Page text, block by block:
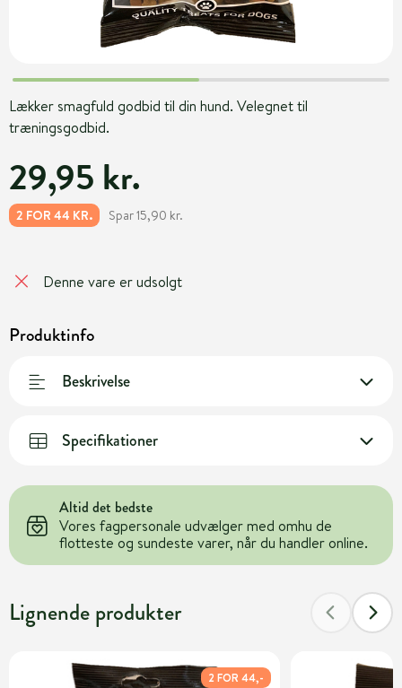
Lækker smagfuld godbid til din hund. Velegnet til
træningsgodbid.
29,95 kr.
2 FOR 44 KR. Spar 15,90 kr.
Denne vare er udsolgt
Produktinfo
Beskrivelse
Specifikationer
Altid det bedste
Vores fagpersonale udvælger med omhu de
flotteste og sundeste varer, når du handler online.
Lignende produkter
2 FOR 44,-